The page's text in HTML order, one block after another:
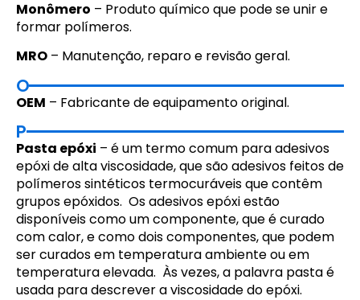
Monômero – Produto químico que pode se unir e
formar polímeros.
MRO – Manutenção, reparo e revisão geral.
O
OEM – Fabricante de equipamento original.
P
Pasta epóxi – é um termo comum para adesivos
epóxi de alta viscosidade, que são adesivos feitos de
polímeros sintéticos termocuráveis que contêm
grupos epóxidos. Os adesivos epóxi estão
disponíveis como um componente, que é curado
com calor, e como dois componentes, que podem
ser curados em temperatura ambiente ou em
temperatura elevada. Às vezes, a palavra pasta é
usada para descrever a viscosidade do epóxi.